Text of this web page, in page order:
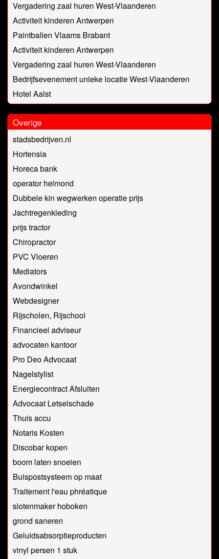
Vergadering zaal huren West-Vlaanderen
Activiteit kinderen Antwerpen
Paintballen Vlaams Brabant
Activiteit kinderen Antwerpen
Vergadering zaal huren West-Vlaanderen
Bedrijfsevenement unieke locatie West-Vlaanderen
Hotel Aalst
Overige
stadsbedrijven.nl
Hortensia
Horeca bank
operator helmond
Dubbele kin wegwerken operatie prijs
Jachtregenkleding
prijs tractor
Chiropractor
PVC Vloeren
Mediators
Avondwinkel
Webdesigner
Rijscholen, Rijschool
Financieel adviseur
advocaten kantoor
Pro Deo Advocaat
Nagelstylist
Energiecontract Afsluiten
Advocaat Letselschade
Thuis accu
Notaris Kosten
Discobar kopen
boom laten snoeien
Buispostsysteem op maat
Traitement l'eau phréatique
slotenmaker hoboken
grond saneren
Geluidsabsorptieproducten
vinyl persen 1 stuk